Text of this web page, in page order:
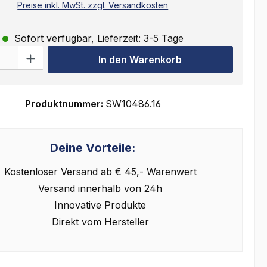
Preise inkl. MwSt. zzgl. Versandkosten
Sofort verfügbar, Lieferzeit: 3-5 Tage
Gib den gewünschten Wert ein oder benutze die
In den Warenkorb
Produktnummer: SW10486.16
Deine Vorteile:
Kostenloser Versand ab € 45,- Warenwert
Versand innerhalb von 24h
Innovative Produkte
Direkt vom Hersteller